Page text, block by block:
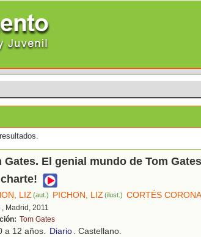
Gates. El genial mundo de Tom
LIZ(aut.) PICHON, LIZ(ilust.) CORTÉS
, Madrid, 2011
Tom Gates
a 12 años. Diario. Castellano.